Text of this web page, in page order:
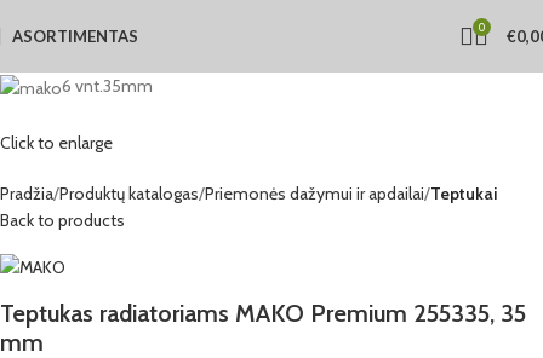
ASORTIMENTAS 0 €
6 vnt.35mm
Click to enlarge
Pradžia Produktų katalogas Priemonės dažymui ir apdailai Teptukai
Back to products
Teptukas radiatoriams MAKO Premium 255335, 35
mm